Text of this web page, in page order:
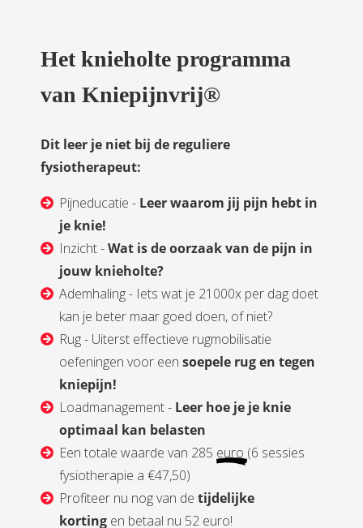
Het knieholte programma
van Kniepijnvrij®
Dit leer je niet bij de reguliere
fysiotherapeut:
Pijneducatie - Leer waarom jij pijn hebt in
je knie!
Inzicht -Wat is de oorzaak van de pijn in
jouw knieholte?
Ademhaling - Iets wat je 21000x per dag doet
kan je beter maar goed doen, of niet?
Rug - Uiterst effectieve rugmobilisatie
oefeningen voor eensoepele rugen tegen
kniepijn!
Loadmanagement - Leer hoe je je knie
optimaal kan belasten
Een totale waarde van 285 euro (6 sessies
fysiotherapie a €47,50)
Profiteer nu nog van de tijdelijke
korting en betaal nu 52 euro!